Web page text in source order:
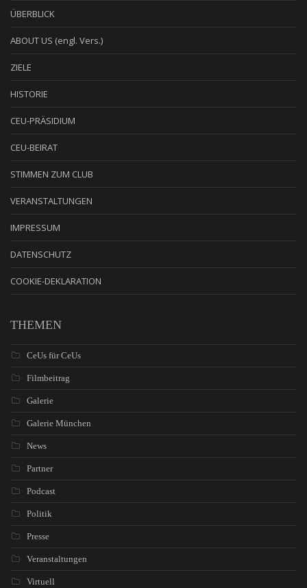
ÜBERBLICK
ABOUT US (engl. Vers.)
ZIELE
HISTORIE
CEU-PRÄSIDIUM
CEU-BEIRAT
STIMMEN ZUM CLUB
VERANSTALTUNGEN
IMPRESSUM
DATENSCHUTZ
COOKIE-DEKLARATION
THEMEN
CeUs für CeUs
Filmbeitrag
Galerie
Galerie München
News
Partner
Podcast
Politik
Presse
Veranstaltungen
Virtuell